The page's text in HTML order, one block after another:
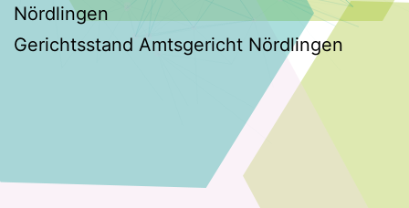
Nördlingen
Gerichtsstand Amtsgericht Nördlingen